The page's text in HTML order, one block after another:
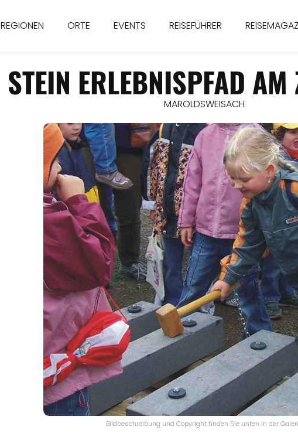
REGIONEN ORTE EVENTS REISEFÜHRER
STEIN ERLEBNISPFAD AM
MAROLDSWEISACH
Bildbeschreibung und Copyright finden Sie unten in der